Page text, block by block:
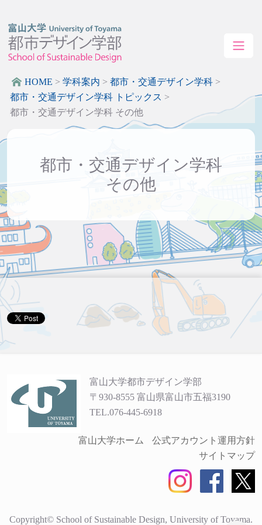
HOME > 学科案内 > 都市・交通デザイン学科 >
都市・交通デザイン学科 トピックス >
都市・交通デザイン学科 その他
都市・交通デザイン学科
その他
富山大学都市デザイン学部
〒930-8555 富山県富山市五福3190
TEL.076-445-6918
公式アカウント運用方針
富山大学ホーム
サイトマップ
Copyright© School of Sustainable Design, University of Toyama.